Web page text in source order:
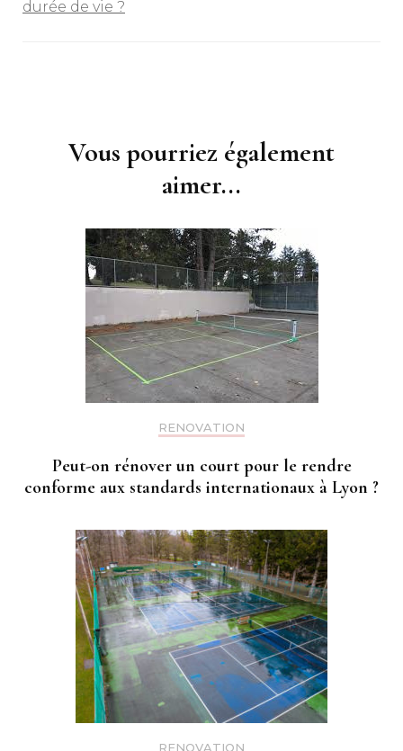
durée de vie ?
Vous pourriez également
aimer...
RENOVATION
Peut-on rénover un court pour le rendre
conforme aux standards internationaux à Lyon ?
RENOVATION